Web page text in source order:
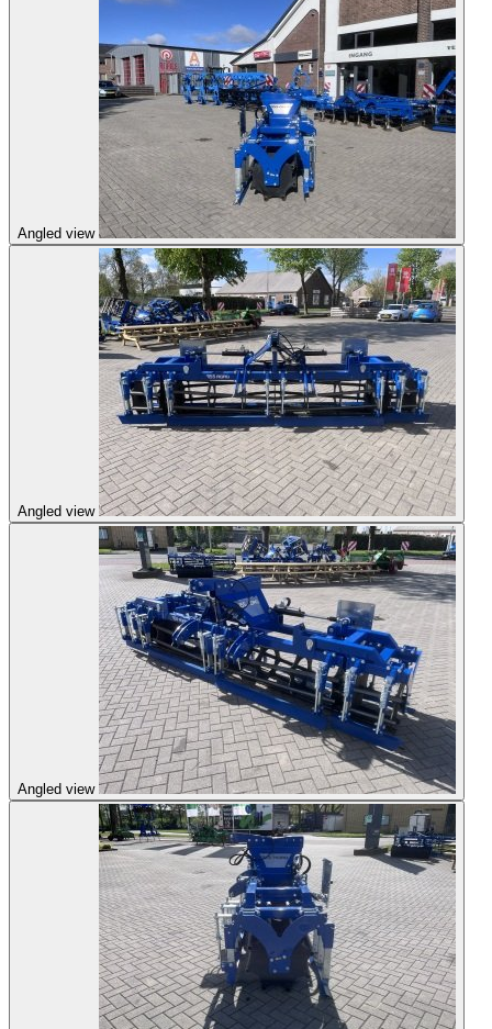
Angled view
Angled view
Angled view